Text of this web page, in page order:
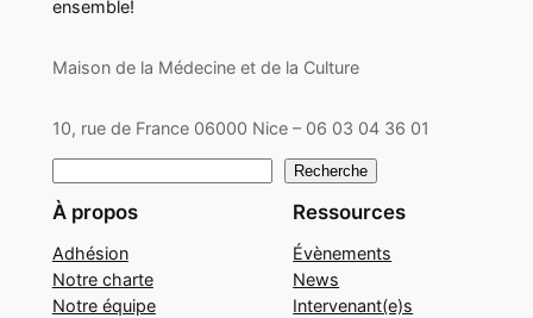
ensemble!
Maison de la Médecine et de la Culture
10, rue de France 06000 Nice – 06 03 04 36 01
Recherche
À propos
Adhésion
Notre charte
Notre équipe
Ressources
Évènements
News
Intervenant(e)s